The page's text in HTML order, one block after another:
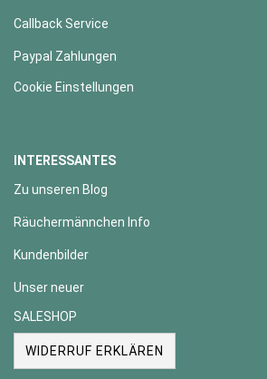
Callback Service
Paypal Zahlungen
Cookie Einstellungen
INTERESSANTES
Zu unseren Blog
Räuchermännchen Info
Kundenbilder
Unser neuer
SALESHOP
WIDERRUF ERKLÄREN